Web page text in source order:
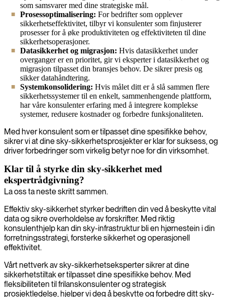
som samsvarer med dine strategiske mål.
Prosessoptimalisering: For bedrifter som opplever
sikkerhetseffektivitet, tilbyr vi konsulenter som finjusterer
prosesser for å øke produktiviteten og effektiviteten til dine
sikkerhetsoperasjoner.
Datasikkerhet og migrasjon: Hvis datasikkerhet under
overganger er en prioritet, gir vi eksperter i datasikkerhet og
migrasjon tilpasset din bransjes behov. De sikrer presis og
sikker datahåndtering.
Systemkonsolidering: Hvis målet ditt er å slå sammen flere
sikkerhetssystemer til en enkelt, sammenhengende plattform,
har våre konsulenter erfaring med å integrere komplekse
systemer, redusere kostnader og forbedre funksjonaliteten.
Med hver konsulent som er tilpasset dine spesifikke behov,
sikrer vi at dine sky-sikkerhetsprosjekter er klar for suksess, og
driver forbedringer som virkelig betyr noe for din virksomhet.
Klar til å styrke din sky-sikkerhet med
ekspertrådgivning?
La oss ta neste skritt sammen.
Effektiv sky-sikkerhet styrker bedriften din ved å beskytte vital
data og sikre overholdelse av forskrifter. Med riktig
konsulenthjelp kan din sky-infrastruktur bli en hjørnestein i din
forretningsstrategi, forsterke sikkerhet og operasjonell
effektivitet.
Vårt nettverk av sky-sikkerhetseksperter sikrer at dine
sikkerhetstiltak er tilpasset dine spesifikke behov. Med
fleksibiliteten til frilanskonsulenter og strategisk
prosjektledelse, hjelper vi deg å beskytte og forbedre ditt sky-